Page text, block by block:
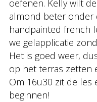
oefenen. Kelly wilt
almond beter onder
handpainted french
we gelapplicatie
Het is goed weer,
op het terras zetten
Om 16u30 zit de les
beginnen!